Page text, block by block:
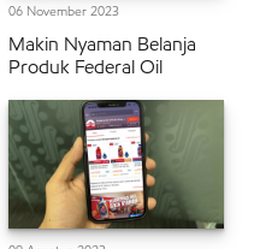
06 November 2023
Makin Nyaman Belanja
Produk Federal Oil